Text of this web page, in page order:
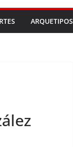
ARQUETIPOS